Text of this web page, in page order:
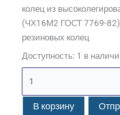
колец из
(ЧХ16М2 ГОСТ 7769-
резиновых колец
Доступность: 1 в
В корзину